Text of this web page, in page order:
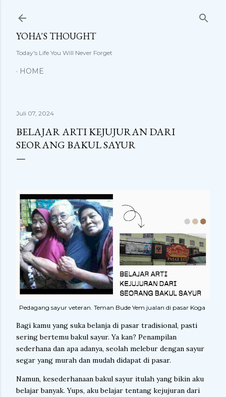
YOHA'S THOUGHT
Today's Life You Will Never Forget
HOME
Juli 07, 2024
BELAJAR ARTI KEJUJURAN DARI
SEORANG BAKUL SAYUR
Pedagang sayur veteran. Teman Bude Yem jualan di pasar Koga
Bagi kamu yang suka belanja di pasar tradisional, pasti
sering bertemu bakul sayur. Ya kan? Penampilan
sederhana dan apa adanya, seolah melebur dengan sayur
segar yang murah dan mudah didapat di pasar.
Namun, kesederhanaan bakul sayur itulah yang bikin aku
belajar banyak. Yups, aku belajar tentang kejujuran dari